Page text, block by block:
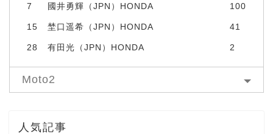
7 國井勇輝（JPN）HONDA 100
15 埜口遥希（JPN）HONDA 41
28 有田光（JPN）HONDA 2
Moto2
人気記事